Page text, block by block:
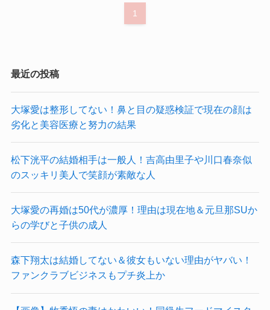
1
最近の投稿
大塚愛は整形してない！鼻と目の疑惑検証で現在の顔は
劣化と美容医療と努力の結果
松下洸平の結婚相手は一般人！吉高由里子や川口春奈似
のスッキリ美人で笑顔が素敵な人
大塚愛の再婚は50代が濃厚！理由は現在地＆元旦那SUか
らの学びと子供の成人
森下翔太は結婚してない＆彼女もいない理由がヤバい！
ファンクラブビジネスもプチ炎上か